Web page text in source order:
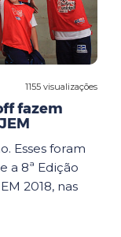
1155 visualizações
fazem
Esses foram
a 8ª Edição
2018, nas